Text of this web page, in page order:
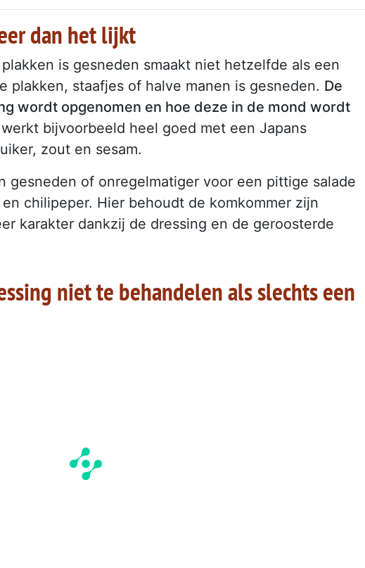
dan het lijkt
is gesneden smaakt niet hetzelfde als een
plakken, staafjes of halve manen is gesneden. De
wordt opgenomen en hoe deze in de mond wordt
bijvoorbeeld heel goed met een Japans
zout en sesam.
gesneden of onregelmatiger voor een pittige salade
chilipeper. Hier behoudt de komkommer zijn
karakter dankzij de dressing en de geroosterde
niet te behandelen als slechts een